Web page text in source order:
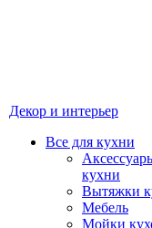
Декор и интерьер
Все для кухни
кухни
Вытяжки
Мебель
Мойки